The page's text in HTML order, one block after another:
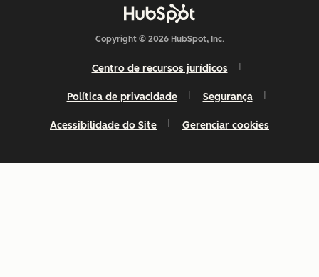
Copyright © 2026 HubSpot, Inc.
Centro de recursos jurídicos
Política de privacidade Segurança
Acessibilidade do Site Gerenciar cookies